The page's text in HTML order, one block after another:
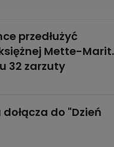
przedłużyć
Mette-Marit.
32 zarzuty
do "Dzień